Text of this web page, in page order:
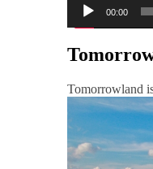
00:00
Tomorrowland